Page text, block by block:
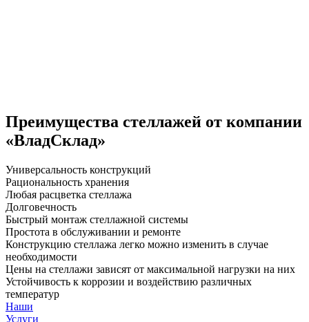
Преимущества стеллажей от компании
«ВладСклад»
Универсальность конструкций
Рациональность хранения
Любая расцветка стеллажа
Долговечность
Быстрый монтаж стеллажной системы
Простота в обслуживании и ремонте
Конструкцию стеллажа легко можно изменить в случае
необходимости
Цены на стеллажи зависят от максимальной нагрузки на них
Устойчивость к коррозии и воздействию различных
температур
Наши
Услуги